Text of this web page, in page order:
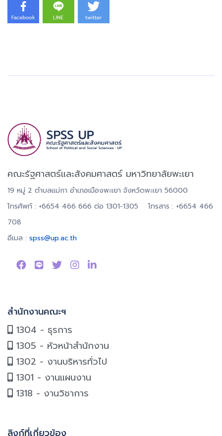
คณะรัฐศาสตร์และสังคมศาสตร์ มหาวิทยาลัยพะเยา
19 หมู่ 2 ตำบลแม่กา อำเภอเมืองพะเยา จังหวัดพะเยา 56000
โทรศัพท์ : +6654 466 666 ต่อ 1301-1305 โทรสาร : +6654 466
708
อีเมล : spss@up.ac.th
สำนักงานคณะฯ
1304 - ธุรการ
1305 - หัวหน้าสำนักงาน
1302 - งานบริหารทั่วไป
1301 - งานแผนงาน
1318 - งานวิชาการ
ลิงก์ที่เกี่ยวข้อง